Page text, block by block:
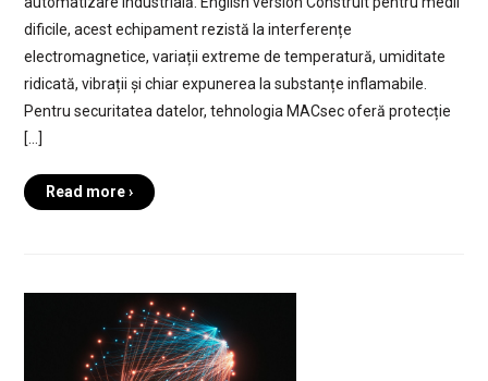
dificile, acest echipament rezistă la interferențe
electromagnetice, variații extreme de temperatură, umiditate
ridicată, vibrații și chiar expunerea la substanțe inflamabile.
Pentru securitatea datelor, tehnologia MACsec oferă protecție
[…]
Read more ›